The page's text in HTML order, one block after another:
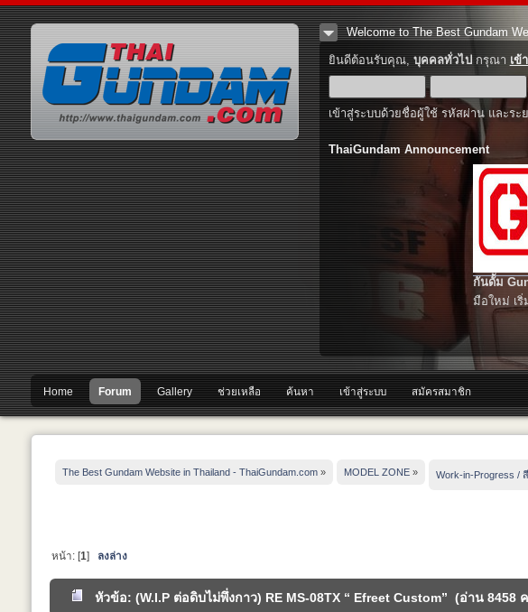
Welcome to The Best Gundam
ยินดีต้อนรับคุณ, บุคคลทั่วไปกรุณา เข้
เข้าสู่ระบบด้วยชื่อผู้ใช้ รหัสผ่าน และระ
ThaiGundam Announcement
กันดั้ม
มือใหม่ เริ่
Home Forum Gallery ช่วยเหลือ ค้นหา เข้าสู่ระบบ สมัครสมาชิก
The Best Gundam Website in Thailand - ThaiGundam.com » MODEL ZONE » Work-in-Progress /
หน้า: [1] ลงล่าง
หัวข้อ: (W.I.P ต่อดิบไม่พึ่งกาว) RE MS-08TX “ Efreet Custom” (อ่าน 8458